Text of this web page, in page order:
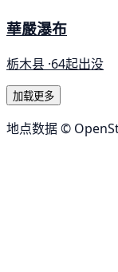
華嚴瀑布
栃木县 ·64起出没
加载更多
地点数据 ©